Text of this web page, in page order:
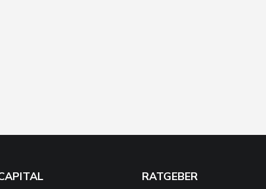
RATGEBER